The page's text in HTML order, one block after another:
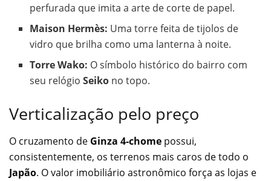
perfurada que imita a arte de corte de papel.
Maison Hermès: Uma torre feita de tijolos de
vidro que brilha como uma lanterna à noite.
Torre Wako: O símbolo histórico do bairro com
seu relógioSeiko no topo.
Verticalização pelo preço
O cruzamento de Ginza 4-chome possui,
consistentemente, os terrenos mais caros de todo o
Japão. O valor imobiliário astronômico força as lojas e